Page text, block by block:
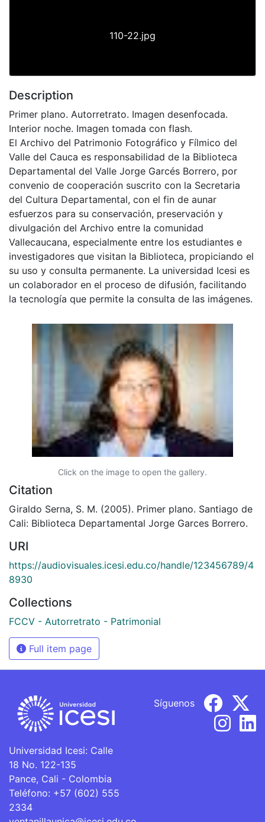
110-22.jpg
Description
Primer plano. Autorretrato. Imagen desenfocada.
Interior noche. Imagen tomada con flash.
El Archivo del Patrimonio Fotográfico y Fílmico del
Valle del Cauca es responsabilidad de la Biblioteca
Departamental del Valle Jorge Garcés Borrero, por
convenio de cooperación suscrito con la Secretaria
del Cultura Departamental, con el fin de aunar
esfuerzos para su conservación, preservación y
divulgación del Archivo entre la comunidad
Vallecaucana, especialmente entre los estudiantes e
investigadores que visitan la Biblioteca, propiciando el
su uso y consulta permanente. La universidad Icesi es
un colaborador en el proceso de difusión, facilitando
la tecnología que permite la consulta de las imágenes.
Click on the image to open the gallery.
Citation
Giraldo Serna, S. M. (2005). Primer plano. Santiago de
Cali: Biblioteca Departamental Jorge Garces Borrero.
URI
https://audiovisuales.icesi.edu.co/handle/123456789/4
8930
Collections
FCCV - Autorretrato - Patrimonial
Full item page
Universidad Icesi: Calle
18 No. 122-135
Pance, Cali - Colombia
Teléfono: +57 (602) 555
2334
Síguenos